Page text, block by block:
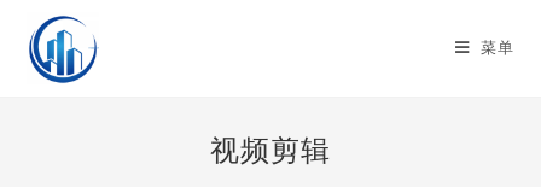
content
菜单
视频剪辑